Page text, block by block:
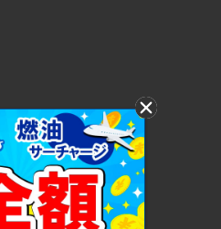
Entertainment, Inc.